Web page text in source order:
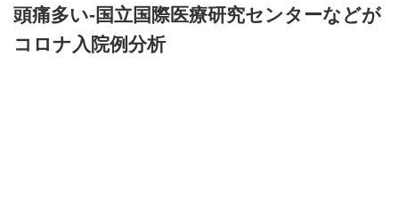
頭痛多い-国立国際医療研究センターなどが
コロナ入院例分析